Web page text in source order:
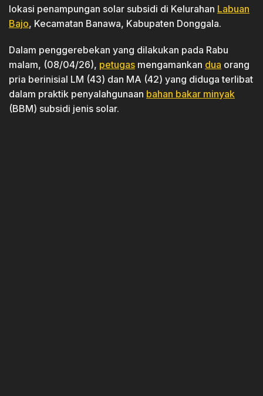
lokasi penampungan solar subsidi di Kelurahan Labuan
Bajo, Kecamatan Banawa, Kabupaten Donggala.
Dalam penggerebekan yang dilakukan pada Rabu
malam, (08/04/26), petugas mengamankan dua orang
pria berinisial LM (43) dan MA (42) yang diduga terlibat
dalam praktik penyalahgunaan bahan bakar minyak
(BBM) subsidi jenis solar.